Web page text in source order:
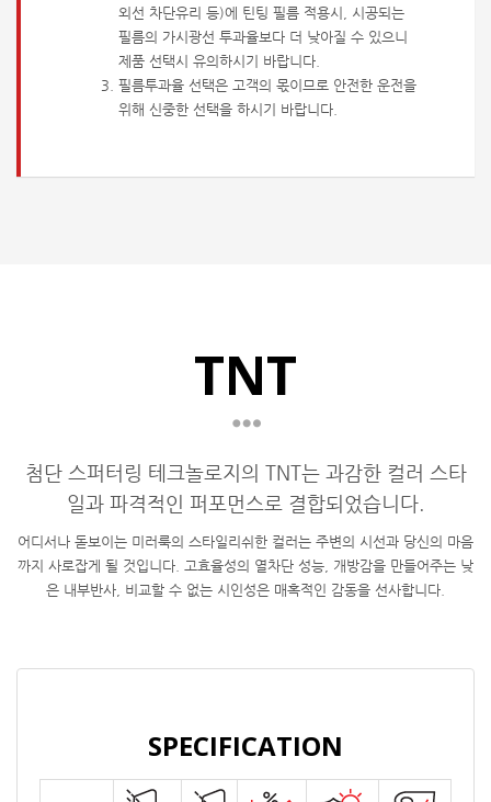
외선 차단유리 등)에 틴팅 필름 적용시, 시공되는
필름의 가시광선 투과율보다 더 낮아질 수 있으니
제품 선택시 유의하시기 바랍니다.
필름투과율 선택은 고객의 몫이므로 안전한 운전을
위해 신중한 선택을 하시기 바랍니다.
TNT
첨단 스퍼터링 테크놀로지의 TNT는 과감한 컬러 스타
일과 파격적인 퍼포먼스로 결합되었습니다.
어디서나 돋보이는 미러룩의 스타일리쉬한 컬러는 주변의 시선과 당신의 마음
까지 사로잡게 될 것입니다. 고효율성의 열차단 성능, 개방감을 만들어주는 낮
은 내부반사, 비교할 수 없는 시인성은 매혹적인 감동을 선사합니다.
SPECIFICATION